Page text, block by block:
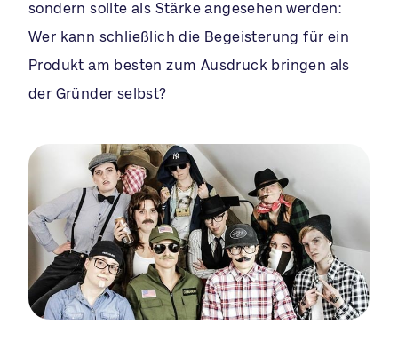
sondern sollte als Stärke angesehen werden:
Wer kann schließlich die Begeisterung für ein
Produkt am besten zum Ausdruck bringen als
der Gründer selbst?